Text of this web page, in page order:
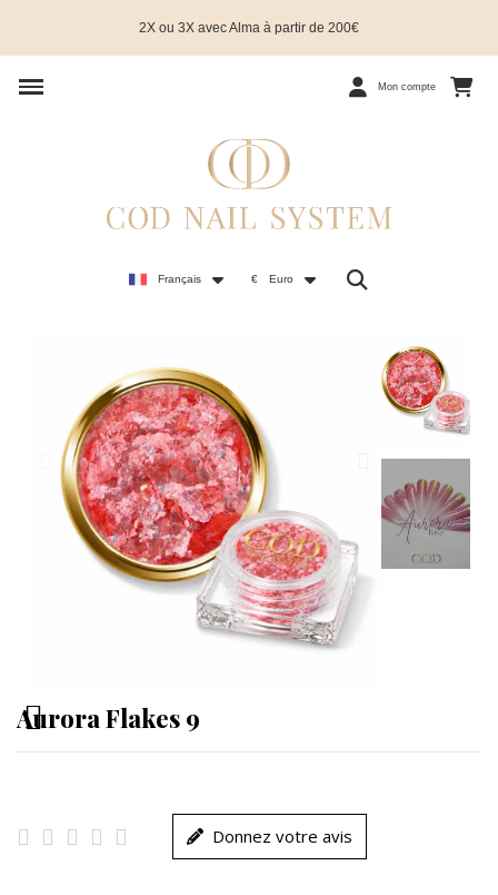
2X ou 3X avec Alma à partir de 200€
Mon compte
Français € Euro
Aurora Flakes 9
     Donnez votre avis